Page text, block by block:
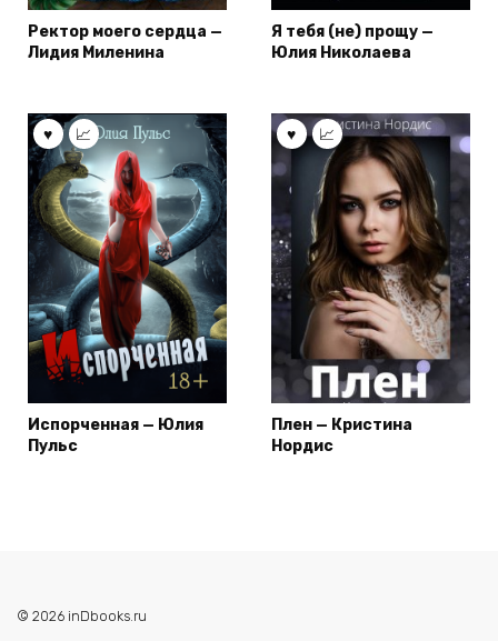
Ректор моего сердца —
Лидия Миленина
Я тебя (не) прощу —
Юлия Николаева
Испорченная — Юлия
Пульс
Плен — Кристина
Нордис
© 2026 inDbooks.ru